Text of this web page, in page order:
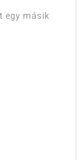
egy másik